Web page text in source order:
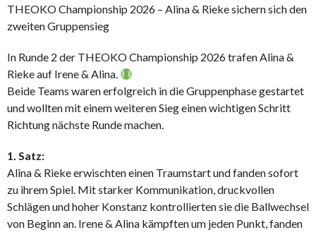
THEOKO Championship 2026 – Alina & Rieke sichern sich den
zweiten Gruppensieg
In Runde 2 der THEOKO Championship 2026 trafen Alina &
Rieke auf Irene & Alina.
Beide Teams waren erfolgreich in die Gruppenphase gestartet
und wollten mit einem weiteren Sieg einen wichtigen Schritt
Richtung nächste Runde machen.
1. Satz:
Alina & Rieke erwischten einen Traumstart und fanden sofort
zu ihrem Spiel. Mit starker Kommunikation, druckvollen
Schlägen und hoher Konstanz kontrollierten sie die Ballwechsel
von Beginn an. Irene & Alina kämpften um jeden Punkt, fanden